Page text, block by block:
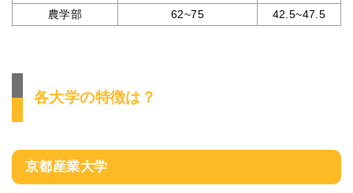
農学部
62~75 42.5~47.5
各大学の特徴は？
京都産業大学